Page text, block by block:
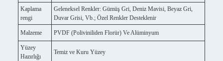
Kaplama
rengi
Geleneksel Renkler: Gümüş Gri, Deniz Mavisi, Beyaz Gri,
Duvar Grisi, Vb.; Özel Renkler Desteklenir
Malzeme PVDF (Poliviniliden Florür) Ve Alüminyum
Yüzey
Hazırlığı
Temiz ve Kuru Yüzey